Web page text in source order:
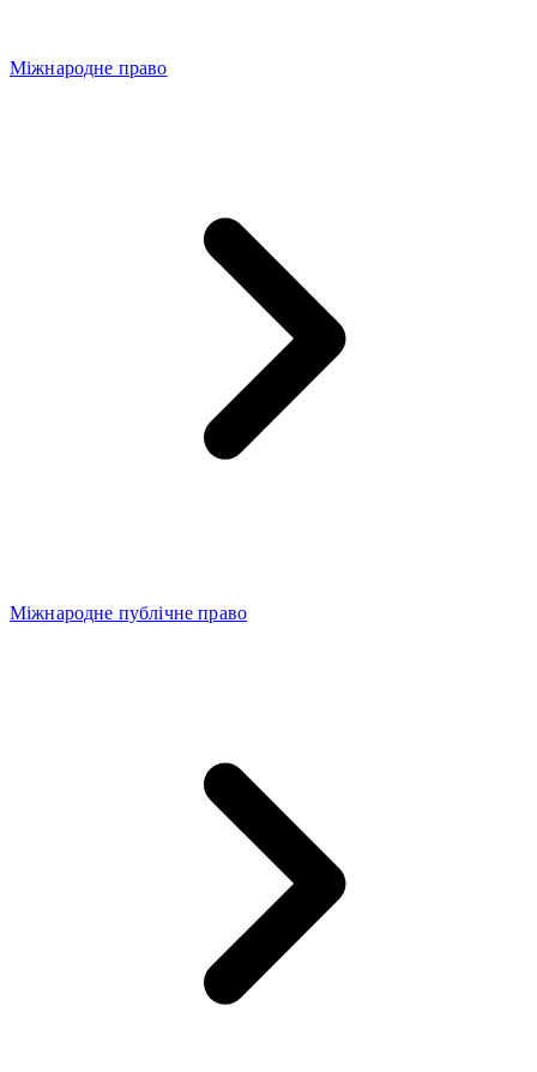
Міжнародне право
Міжнародне публічне право